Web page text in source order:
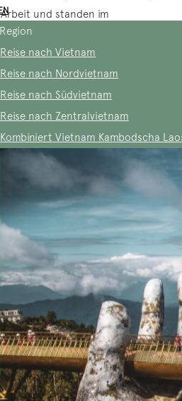
Reise nach Vietnam
Reise nach Nordvietnam
Reise nach Südvietnam
Reise nach Zentralvietnam
Kombiniert Vietnam Kambodscha
und standen im
der ethnischen Bergvölker.
Bewusstseins für den
Wandel: Man wendet sich
ab und bevorzugt
in ihrer natürlichen Umgebung.
Sie, wo Sie in Vietnam Elefanten
ein authentisches Erlebnis
zu schaden? Und warum es
letzten
Elefantendes Landes
in der Geschichte
Elefanten in Vietnam einen
und Kultur ein. Sie
sie sind Symbole für Macht,
sie Begleiter von Königen
in Kriegen wegen ihrer